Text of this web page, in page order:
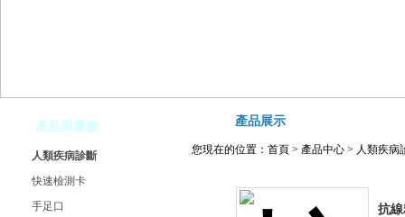
產品與服務
人類疾病診斷
快速檢測卡
手足口
產品展示
您現在的位置： 首頁 > 產品中心 > 人類疾病
抗